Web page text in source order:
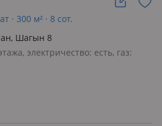
· 300 м² · 8 сот.
Шагын 8
электричество: есть, газ:
в поселке Улан, рядом с
Жамбыл и Кошмамбет. 3